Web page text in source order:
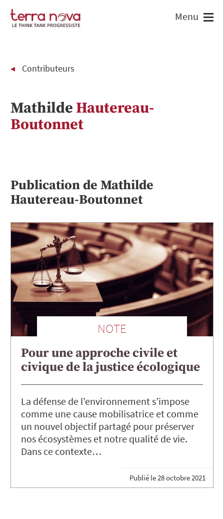
Contributeurs
Mathilde Hautereau-
Boutonnet
Publication de Mathilde
Hautereau-Boutonnet
NOTE
Pour une approche civile et
civique de la justice écologique
La défense de l’environnement s’impose
comme une cause mobilisatrice et comme
un nouvel objectif partagé pour préserver
nos écosystèmes et notre qualité de vie.
Dans ce contexte…
Publié le28 octobre 2021